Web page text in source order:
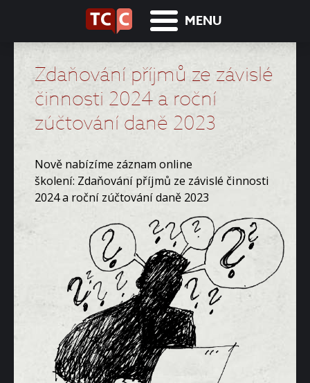
MENU
Zdaňování příjmů ze závislé
činnosti 2024 a roční
zúčtování daně 2023
Nově nabízíme záznam online
školení: Zdaňování příjmů ze závislé činnosti
2024 a roční zúčtování daně 2023